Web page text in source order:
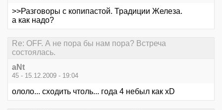
>>Разговоры с копипастой. Традиции Железа.
а как надо?
Re: OFF. А не пора бы нам пора? Встреча
состоялась.
aNt
45 - 15.12.2009 - 19:04
ололо... сходить чтоль... года 4 небыл как xD